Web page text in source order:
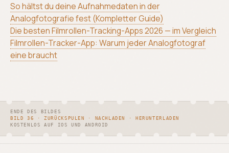
So hältst du deine Aufnahmedaten in der
Analogfotografie fest (Kompletter Guide)
Die besten Filmrollen-Tracking-Apps 2026 — im Vergleich
Filmrollen-Tracker-App: Warum jeder Analogfotograf
eine braucht
ENDE DES BILDES
BILD 36 · ZURÜCKSPULEN · NACHLADEN · HERUNTERLADEN
KOSTENLOS AUF IOS UND ANDROID